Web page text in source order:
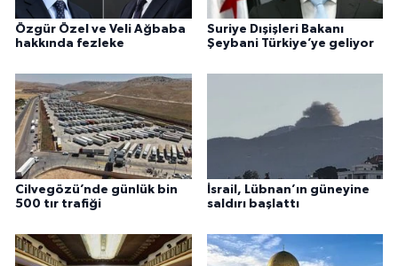
Özgür Özel ve Veli Ağbaba
hakkında fezleke
Suriye Dışişleri Bakanı
Şeybani Türkiye’ye geliyor
Cilvegözü’nde günlük bin
500 tır trafiği
İsrail, Lübnan’ın güneyine
saldırı başlattı